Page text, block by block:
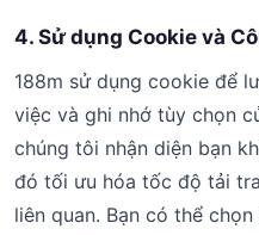
4. Sử dụng Cookie và
188m sử dụng cookie để
việc và ghi nhớ tùy chọn
chúng tôi nhận diện bạn
đó tối ưu hóa tốc độ tải
liên quan. Bạn có thể